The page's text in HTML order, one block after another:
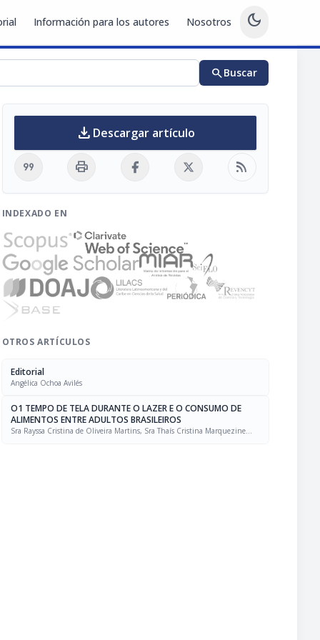
Información para los autores Nosotros dark_mode
searchBuscar
download Descargar artículo
format_quote print rss_feed
INDEXADO EN
OTROS ARTÍCULOS
Editorial
Angélica Ochoa Avilés
O1 TEMPO DE TELA DURANTE O LAZER E O CONSUMO DE
ALIMENTOS ENTRE ADULTOS BRASILEIROS
Sra Rayssa Cristina de Oliveira Martins, Sra Thaís Cristina Marquezine